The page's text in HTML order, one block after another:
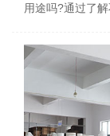
用途吗?通过了